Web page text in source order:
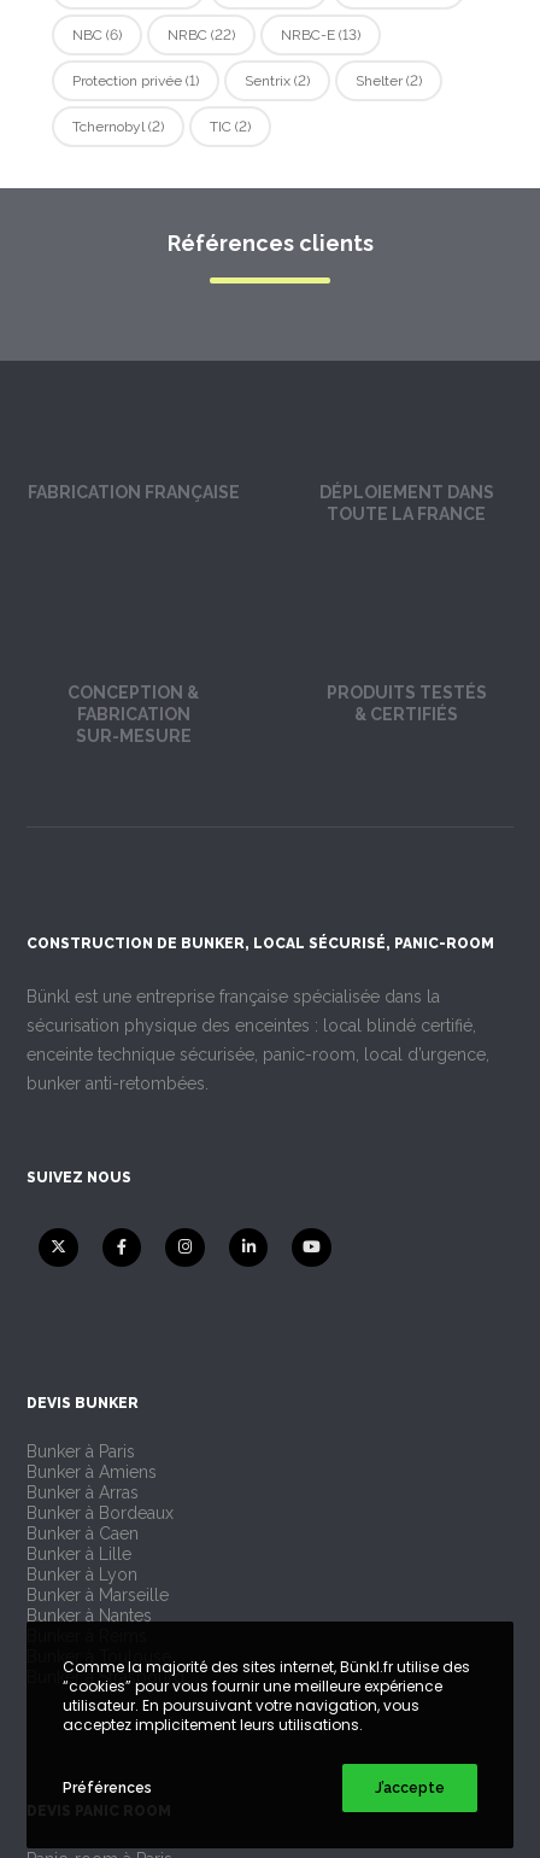
NBC(6) NRBC(22) NRBC-E(13)
Protection privée(1) Sentrix(2) Shelter(2)
Tchernobyl(2) TIC(2)
Références clients
FABRICATION FRANÇAISE
DÉPLOIEMENT DANS
TOUTE LA FRANCE
CONCEPTION &
FABRICATION
SUR-MESURE
PRODUITS TESTÉS
& CERTIFIÉS
CONSTRUCTION DE BUNKER, LOCAL SÉCURISÉ, PANIC-ROOM
Bünkl est une entreprise française spécialisée dans la
sécurisation physique des enceintes : local blindé certifié,
enceinte technique sécurisée, panic-room, local d’urgence,
bunker anti-retombées.
SUIVEZ NOUS
DEVIS BUNKER
Bunker à Paris
Bunker à Amiens
Bunker à Arras
Bunker à Bordeaux
Bunker à Caen
Bunker à Lille
Bunker à Lyon
Bunker à Marseille
Bunker à Nantes
Bunker à Strasbourg
Comme la majorité des sites internet, Bünkl.fr utilise des
“cookies” pour vous fournir une meilleure expérience
utilisateur. En poursuivant votre navigation, vous
acceptez implicitement leurs utilisations.
Préférences J’accepte